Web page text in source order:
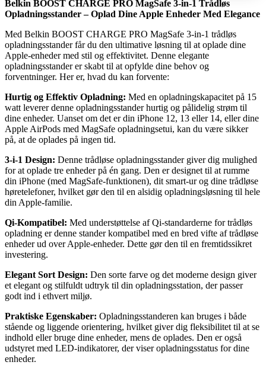
Belkin BOOST CHARGE PRO MagSafe 3-in-1 Trådløs
Opladningsstander – Oplad Dine Apple Enheder Med Elegance
Med Belkin BOOST CHARGE PRO MagSafe 3-in-1 trådløs
opladningsstander får du den ultimative løsning til at oplade dine
Apple-enheder med stil og effektivitet. Denne elegante
opladningsstander er skabt til at opfylde dine behov og
forventninger. Her er, hvad du kan forvente:
Hurtig og Effektiv Opladning: Med en opladningskapacitet på 15
watt leverer denne opladningsstander hurtig og pålidelig strøm til
dine enheder. Uanset om det er din iPhone 12, 13 eller 14, eller dine
Apple AirPods med MagSafe opladningsetui, kan du være sikker
på, at de oplades på ingen tid.
3-i-1 Design: Denne trådløse opladningsstander giver dig mulighed
for at oplade tre enheder på én gang. Den er designet til at rumme
din iPhone (med MagSafe-funktionen), dit smart-ur og dine trådløse
høretelefoner, hvilket gør den til en alsidig opladningsløsning til hele
din Apple-familie.
Qi-Kompatibel: Med understøttelse af Qi-standarderne for trådløs
opladning er denne stander kompatibel med en bred vifte af trådløse
enheder ud over Apple-enheder. Dette gør den til en fremtidssikret
investering.
Elegant Sort Design: Den sorte farve og det moderne design giver
et elegant og stilfuldt udtryk til din opladningsstation, der passer
godt ind i ethvert miljø.
Praktiske Egenskaber: Opladningsstanderen kan bruges i både
stående og liggende orientering, hvilket giver dig fleksibilitet til at se
indhold eller bruge dine enheder, mens de oplades. Den er også
udstyret med LED-indikatorer, der viser opladningsstatus for dine
enheder.